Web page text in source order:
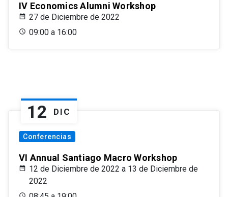
IV Economics Alumni Workshop
27 de Diciembre de 2022
09:00 a 16:00
12 DIC
Conferencias
VI Annual Santiago Macro Workshop
12 de Diciembre de 2022 a 13 de Diciembre de
2022